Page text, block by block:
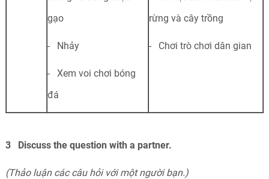
gạo
- Nhảy
- Xem voi chơi bóng
đá
rừng và cây trồng
- Chơi trò chơi dân gian
3 Discuss the question with a partner.
(Thảo luận các câu hỏi với một người bạn.)